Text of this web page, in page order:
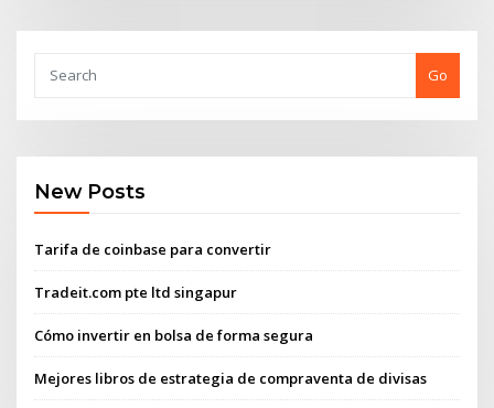
Go
New Posts
Tarifa de coinbase para convertir
Tradeit.com pte ltd singapur
Cómo invertir en bolsa de forma segura
Mejores libros de estrategia de compraventa de divisas